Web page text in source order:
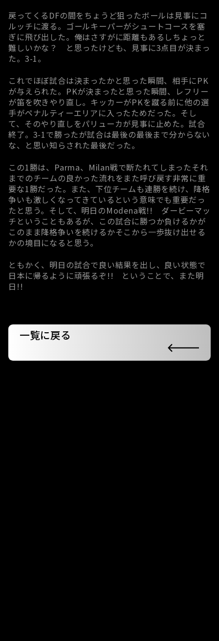
戻ってくるDFの間をちょうど狙ったボールは見事にコ
ルッチに渡る。ゴールキーパーがシュートコースを塞
ぎに飛び出した。俺はさすがに距離もあるしちょっと
難しいかな？ と思ったけども、見事に3点目が決まっ
た。3-1。
これでほぼ試合は決まったかと思った瞬間、相手にPK
が与えられた。PKが決まったと思った瞬間、レフリー
が笛を吹きやり直し。キッカーがPKを蹴る前に他の選
手がペナルティーエリアに入ったためだった。そし
て、そのやり直しをパリューカが見事に止めた。試合
終了。3-1で勝ったが試合は最後の最後まで分からない
な、と思い知らされた最後だった。
この1勝は、Parma、Milan戦で断たれてしまったそれ
までのチームの良かった流れをまた呼び戻す非常に重
要な1勝だった。また、下位チームも連勝を続け、降格
争いも激しくなってきているという意味でも重要だっ
たと思う。そして、明日のModena戦!! ダービーマッ
チということもあるが、この試合に勝つか負けるかが
このまま降格争いを続けるかそこから一歩抜け出せる
かの境目になると思う。
ともかく、明日の試合で良い結果を出し、良い状態で
日本に帰るように頑張るぞ!! ということで、また明
日!!
一覧に戻る